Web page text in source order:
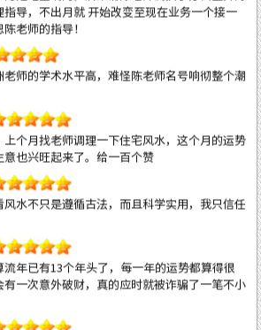
师的学术水平高，难怪陈老师名号响彻整个潮
个月找老师调理一下住宅风水，这个月的运势
也兴旺起来了。给一百个赞
水不只是遵循古法，而且科学实用，我只信任
年已有13个年头了，每一年的运势都算得很
一次意外破财，真的应时就被诈骗了一笔不小
水平，找过那么多人算过，陈先生是最准的一